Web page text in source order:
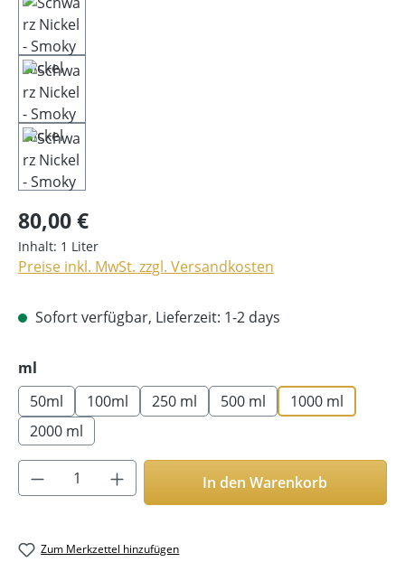
80,00 €
Inhalt: 1 Liter
Preise inkl. MwSt. zzgl. Versandkosten
Sofort verfügbar, Lieferzeit: 1-2 days
ml
50ml
100ml 250 ml 500 ml
1000 ml
2000 ml
Produkt Anzahl: Gib den gewünschten
In den Warenkorb
Zum Merkzettel hinzufügen